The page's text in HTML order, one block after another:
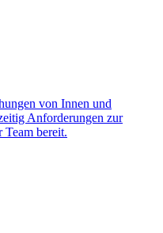
von Innen und
Anforderungen zur
bereit.